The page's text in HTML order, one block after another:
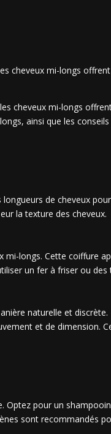
cheveux mi-longs
cheveux mi-longs
ainsi que les
de cheveux
la texture des cheveux.
mi-longs. Cette coiffure
un fer à friser ou des
naturelle et
et de dimension.
Optez pour un
sont recommandés